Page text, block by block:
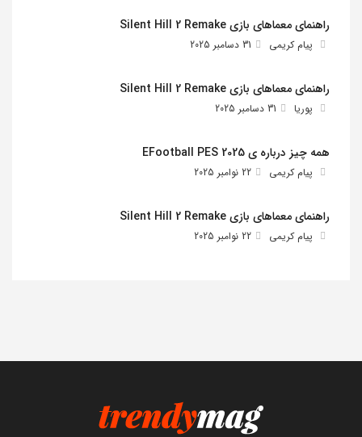
راهنمای معماهای بازی Silent Hill 2 Remake
پیام کریمی 31 دسامبر 2025
راهنمای معماهای بازی Silent Hill 2 Remake
پوریا 31 دسامبر 2025
همه چیز درباره ی EFootball PES 2025
پیام کریمی 22 نوامبر 2025
راهنمای معماهای بازی Silent Hill 2 Remake
پیام کریمی 22 نوامبر 2025